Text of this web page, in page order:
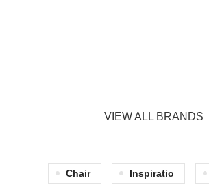
VIEW ALL BRANDS
Chair Inspiratio